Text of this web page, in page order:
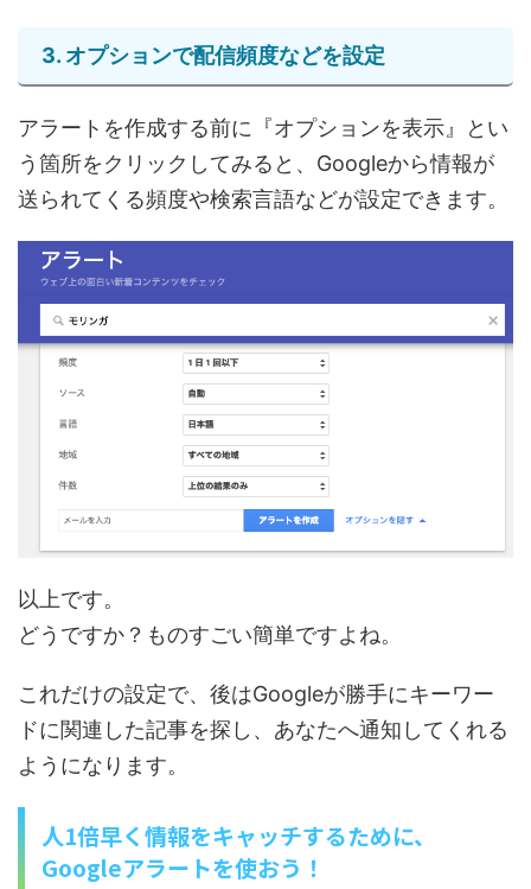
3. オプションで配信頻度などを設定
アラートを作成する前に『オプションを表示』とい
う箇所をクリックしてみると、Googleから情報が
送られてくる頻度や検索言語などが設定できます。
以上です。
どうですか？ものすごい簡単ですよね。
これだけの設定で、後はGoogleが勝手にキーワー
ドに関連した記事を探し、あなたへ通知してくれる
ようになります。
人1倍早く情報をキャッチするために、
Googleアラートを使おう！